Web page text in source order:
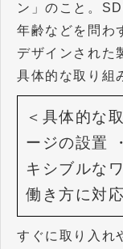
ン」のこと。
年齢などを問わ
デザインされた
具体的な取り組
＜具体的な
ージの設置
キシブルな
働き方に対
すぐに取り入れ